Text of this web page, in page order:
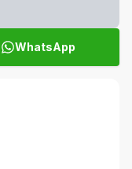
WhatsApp